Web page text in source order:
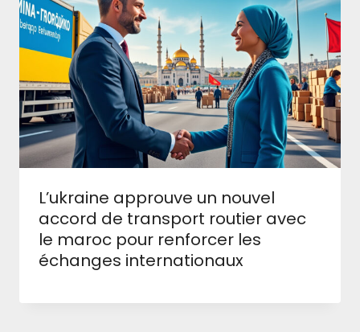
L’ukraine approuve un nouvel
accord de transport routier avec
le maroc pour renforcer les
échanges internationaux